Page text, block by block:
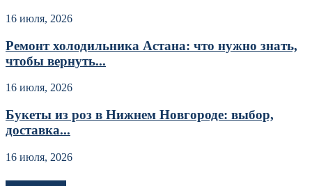
16 июля, 2026
Ремонт холодильника Астана: что нужно знать,
чтобы вернуть...
16 июля, 2026
Букеты из роз в Нижнем Новгороде: выбор,
доставка...
16 июля, 2026